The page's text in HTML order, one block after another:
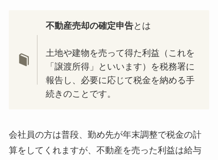
不動産売却の確定申告とは
土地や建物を売って得た利益（これを
「譲渡所得」といいます）を税務署に
報告し、必要に応じて税金を納める手
続きのことです。
会社員の方は普段、勤め先が年末調整で税金の計
算をしてくれますが、不動産を売った利益は給与